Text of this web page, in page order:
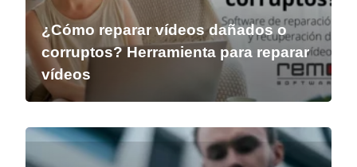
¿Cómo reparar vídeos dañados o
corruptos? Herramienta para reparar
vídeos